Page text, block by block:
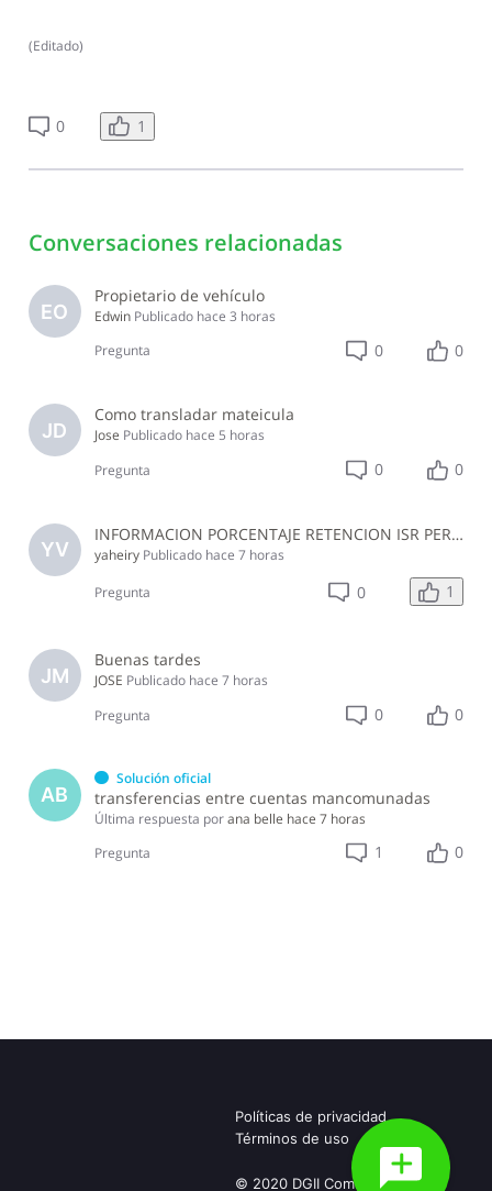
(Editado)
0 1
Conversaciones relacionadas
EO
Propietario de vehículo
Edwin Publicado hace 3 horas
Pregunta
0 0
JD
Como transladar mateicula
Jose Publicado hace 5 horas
Pregunta
0 0
YV
INFORMACION PORCENTAJE RETENCION ISR PERSONAS NO PROFESIONALES, EMPRESA JURIDICA NO DEL SECTOR CONSTRUCCION JULIO 2026
yaheiry Publicado hace 7 horas
Pregunta 0 1
JM
Buenas tardes
JOSE Publicado hace 7 horas
Pregunta
0 0
AB
Solución oficial
transferencias entre cuentas mancomunadas
Última respuesta porana belle hace 7 horas
Pregunta
1 0
Políticas de privacidad
Términos de uso
© 2020 DGII Community